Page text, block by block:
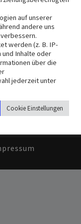
searching can
Search
auf unserer
andere uns
werden (z. B. IP-
und Inhalte oder
über die
jederzeit unter
Cookie Einstellungen